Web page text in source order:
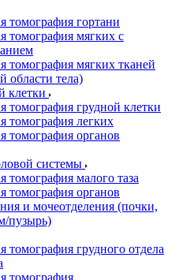
томография гортани
томография мягких с
томография мягких тканей
области тела)
клетки
томография грудной клетки
томография легких
томография органов
системы
томография малого таза
томография органов
и мочеотделения (почки,
пузырь)
томография грудного отдела
томография